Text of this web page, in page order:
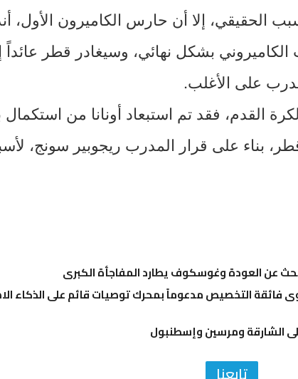
الحقيقي، إلا أن حارس الكاميرون الأول،
بشكل نهائي، وسيغادر قطر عائداً
على الأغلب.
القدم، فقد تم استبعاد أونانا من استكمال
بناء على قرار المدرب ريجوبير سونج،
التخصيص مدعوماً بمحرك توصيات قائم على الذكاء
الشارقة ومرسين وإسطنبول